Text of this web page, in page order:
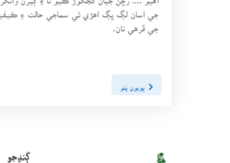
جي اسان لڳ ڀڳ اهڙي ئي سماجي حالت ۽
جي ڦرهي تان.
پويون پَنو
ڳنڍجو